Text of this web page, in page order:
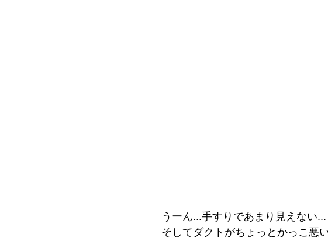
うーん...手すりであまり見えない...
そしてダクトがちょっとかっこ悪